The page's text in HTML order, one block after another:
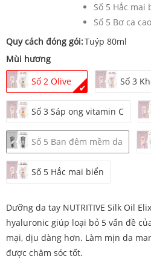
Số 5 Hắc mai
Số 5 Bơ ca
Quy cách đóng gói:Tuýp 80ml
Mùi hương
Số 2 Olive
✔
Số 3
Số 3 Sáp ong vitamin C
Số 5 Ban đêm mềm da
Số 5 Hắc mai biển
Dưỡng da tay NUTRITIVE Silk Oil
hyaluronic giúp loại bỏ 5 vấn đề
mại, dịu dàng hơn. Làm mịn da
được chăm sóc tốt.